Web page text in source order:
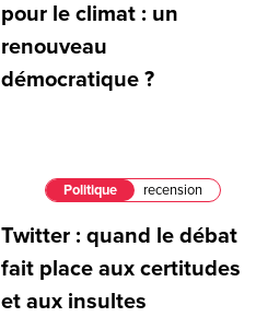
pour le climat : un
renouveau
démocratique ?
Politique recension
Twitter : quand le débat
fait place aux certitudes
et aux insultes